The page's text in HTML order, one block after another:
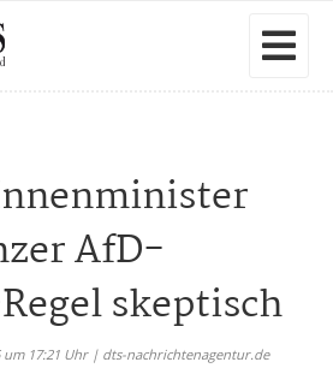
AfD-
skeptisch
um 17:21 Uhr | dts-nachrichtenagentur.de